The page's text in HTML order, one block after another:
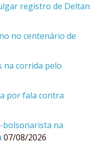
registro de Deltan
no centenário de
na corrida pelo
por fala contra
bolsonarista na
07/08/2026